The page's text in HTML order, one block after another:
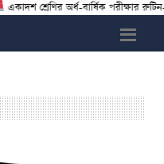
একাদশ শ্রেণির অর্ধ-বার্ষিক পরীক্ষার